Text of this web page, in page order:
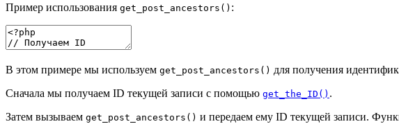
Пример использования get_post_ancestors() :
В этом примере мы используем get_post_ancestors() для получения
Сначала мы получаем ID текущей записи с помощью get_the_ID() .
Затем вызываем get_post_ancestors() и передаем ему ID текущей записи.